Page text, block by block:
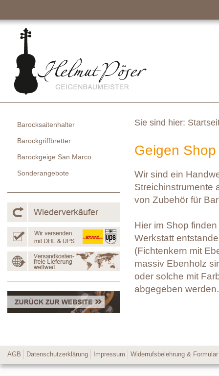
Sie sind hier:
Geigen Shop
Wir sind ein
Streichinstrumente
von Zubehör für
Hier im Shop
Werkstatt
(Fichtenkern mit
massiv Ebenholz
oder solche mit
abgegeben werden.
Barocksaitenhalter
Barockgriffbretter
Barockgeige San Marco
Sonderangebote
AGB Datenschutzerklärung Impressum Widerrufsbelehrung & Formular